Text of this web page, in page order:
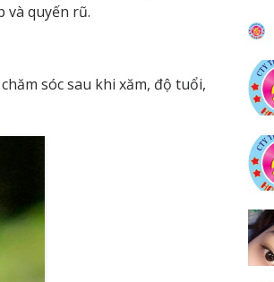
và quyến rũ.
sóc sau khi xăm, độ tuổi,